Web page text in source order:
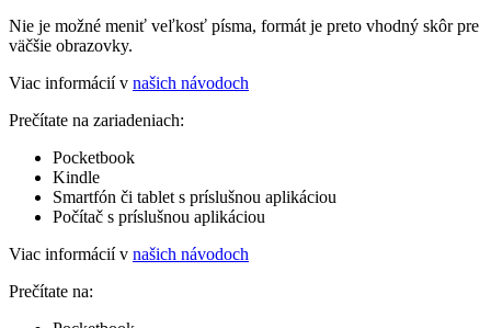
Nie je možné meniť veľkosť písma, formát je preto vhodný skôr pre
väčšie obrazovky.
Viac informácií v našich návodoch
Prečítate na zariadeniach:
Pocketbook
Kindle
Smartfón či tablet s príslušnou aplikáciou
Počítač s príslušnou aplikáciou
Viac informácií v našich návodoch
Prečítate na: